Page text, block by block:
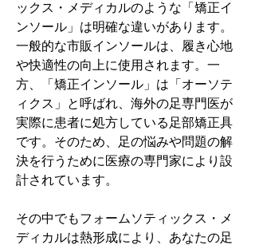
ックス・メディカルのような「矯正イ
ンソール」は明確な違いがあります。
一般的な市販インソールは、履き心地
や快適性の向上に使用されます。一
方、「矯正インソール」は「オーソテ
ィクス」と呼ばれ、海外の足専門医が
実際に患者に処方している足部矯正具
です。そのため、足の悩みや問題の解
決を行うために医療の専門家により設
計されています。
その中でもフォームソティックス・メ
ディカルは熱形成により、あなたの足